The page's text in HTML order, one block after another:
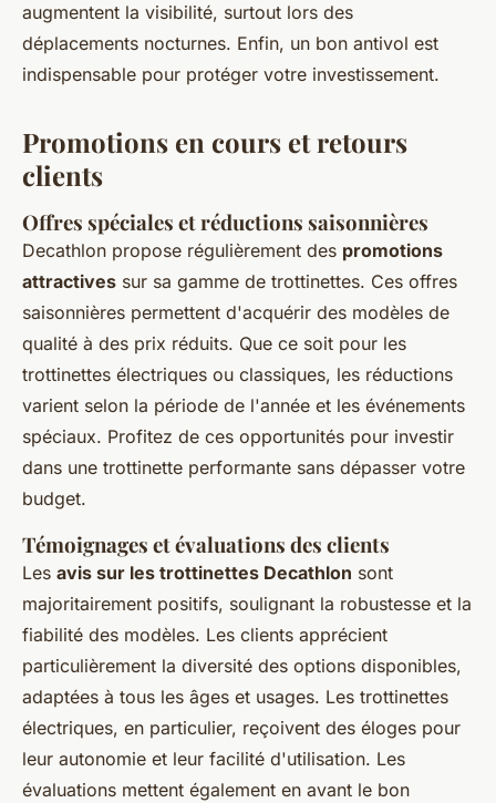
augmentent la visibilité, surtout lors des
déplacements nocturnes. Enfin, un bon antivol est
indispensable pour protéger votre investissement.
Promotions en cours et retours
clients
Offres spéciales et réductions saisonnières
Decathlon propose régulièrement des promotions
attractives sur sa gamme de trottinettes. Ces offres
saisonnières permettent d'acquérir des modèles de
qualité à des prix réduits. Que ce soit pour les
trottinettes électriques ou classiques, les réductions
varient selon la période de l'année et les événements
spéciaux. Profitez de ces opportunités pour investir
dans une trottinette performante sans dépasser votre
budget.
Témoignages et évaluations des clients
Les avis sur les trottinettes Decathlon sont
majoritairement positifs, soulignant la robustesse et la
fiabilité des modèles. Les clients apprécient
particulièrement la diversité des options disponibles,
adaptées à tous les âges et usages. Les trottinettes
électriques, en particulier, reçoivent des éloges pour
leur autonomie et leur facilité d'utilisation. Les
évaluations mettent également en avant le bon